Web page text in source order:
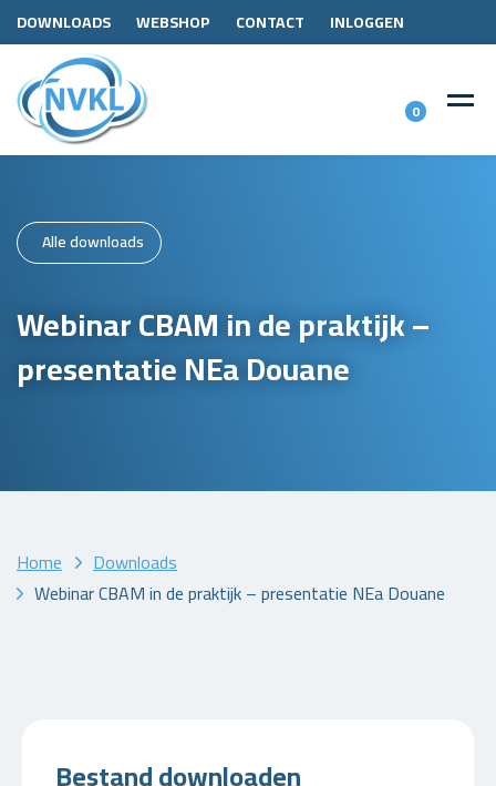
DOWNLOADS WEBSHOP CONTACT INLOGGEN
0
Alle downloads
Webinar CBAM in de praktijk –
presentatie NEa Douane
Home
Downloads
Webinar CBAM in de praktijk – presentatie NEa Douane
Bestand downloaden